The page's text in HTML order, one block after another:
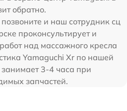
обратно.
и наш сотрудник сц
проконсультирует и
над массажного кресла
Yamaguchi Xr по нашей
занимает 3-4 часа при
запчастей.